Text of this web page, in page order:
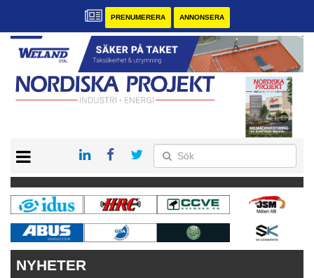
PRENUMERERA ANNONSERA
KONTAKT
VÅRA ANDRA MAGASIN
PRENUMERERA
ANNONSERA
NYHETER